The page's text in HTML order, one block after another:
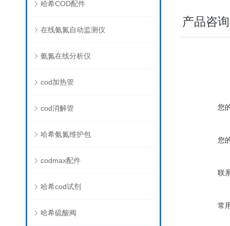
哈希COD配件
在线氨氮自动监测仪
氨氮在线分析仪
cod加热管
cod消解管
哈希氨氮维护包
codmax配件
哈希cod试剂
哈希硫酸阀
产品咨询
您
您
联
常